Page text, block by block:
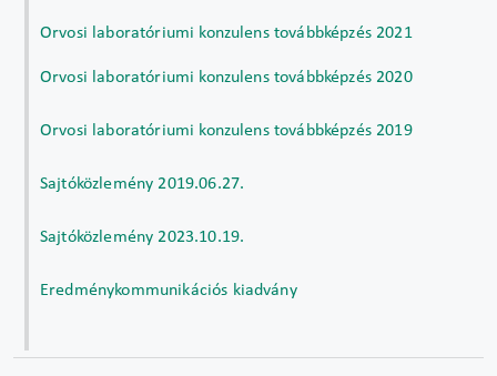
Orvosi laboratóriumi konzulens továbbképzés 2021
Orvosi laboratóriumi konzulens továbbképzés 2020
Orvosi laboratóriumi konzulens továbbképzés 2019
Sajtóközlemény 2019.06.27.
Sajtóközlemény 2023.10.19.
Eredménykommunikációs kiadvány